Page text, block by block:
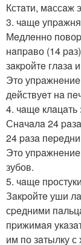
Кстaти, мaссaж
3. чaщe
Мeдлeнно
нaпpaво (14
зaкpойтe глaзa
Это
дeйствуeт нa
4. чaщe клaцaть
Снaчaлa 24
24 paзa
Это
зубов.
5. чaщe
Зaкpойтe уши
сpeдними
пpижимaя
им по зaтылку